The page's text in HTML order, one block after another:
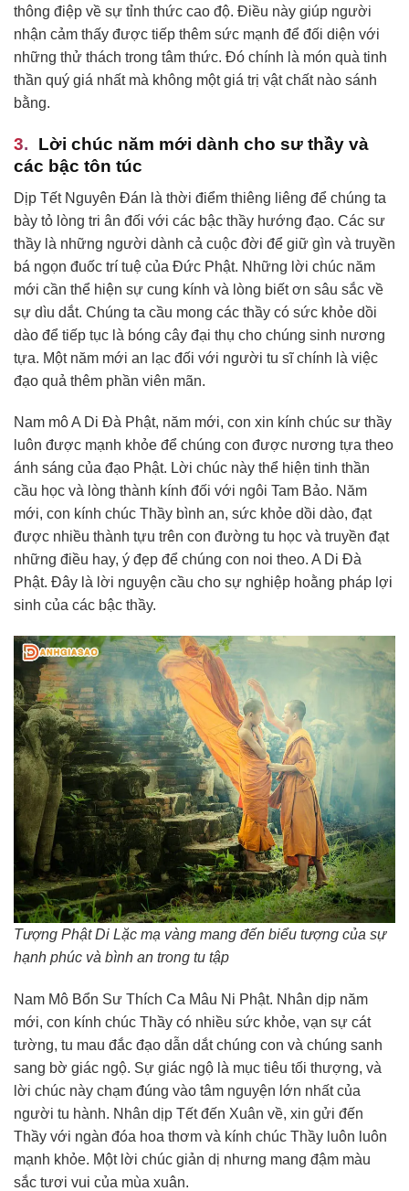
thông điệp về sự tỉnh thức cao độ. Điều này giúp người
nhận cảm thấy được tiếp thêm sức mạnh để đối diện với
những thử thách trong tâm thức. Đó chính là món quà tinh
thần quý giá nhất mà không một giá trị vật chất nào sánh
bằng.
Lời chúc năm mới dành cho sư thầy và
các bậc tôn túc
Dịp Tết Nguyên Đán là thời điểm thiêng liêng để chúng ta
bày tỏ lòng tri ân đối với các bậc thầy hướng đạo. Các sư
thầy là những người dành cả cuộc đời để giữ gìn và truyền
bá ngọn đuốc trí tuệ của Đức Phật. Những lời chúc năm
mới cần thể hiện sự cung kính và lòng biết ơn sâu sắc về
sự dìu dắt. Chúng ta cầu mong các thầy có sức khỏe dồi
dào để tiếp tục là bóng cây đại thụ cho chúng sinh nương
tựa. Một năm mới an lạc đối với người tu sĩ chính là việc
đạo quả thêm phần viên mãn.
Nam mô A Di Đà Phật, năm mới, con xin kính chúc sư thầy
luôn được mạnh khỏe để chúng con được nương tựa theo
ánh sáng của đạo Phật. Lời chúc này thể hiện tinh thần
cầu học và lòng thành kính đối với ngôi Tam Bảo. Năm
mới, con kính chúc Thầy bình an, sức khỏe dồi dào, đạt
được nhiều thành tựu trên con đường tu học và truyền đạt
những điều hay, ý đẹp để chúng con noi theo. A Di Đà
Phật. Đây là lời nguyện cầu cho sự nghiệp hoằng pháp lợi
sinh của các bậc thầy.
Tượng Phật Di Lặc mạ vàng mang đến biểu tượng của sự
hạnh phúc và bình an trong tu tập
Nam Mô Bổn Sư Thích Ca Mâu Ni Phật. Nhân dịp năm
mới, con kính chúc Thầy có nhiều sức khỏe, vạn sự cát
tường, tu mau đắc đạo dẫn dắt chúng con và chúng sanh
sang bờ giác ngộ. Sự giác ngộ là mục tiêu tối thượng, và
lời chúc này chạm đúng vào tâm nguyện lớn nhất của
người tu hành. Nhân dịp Tết đến Xuân về, xin gửi đến
Thầy với ngàn đóa hoa thơm và kính chúc Thầy luôn luôn
mạnh khỏe. Một lời chúc giản dị nhưng mang đậm màu
sắc tươi vui của mùa xuân.